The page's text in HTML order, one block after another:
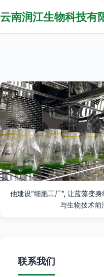
云南润江生物科技有
他建设“细胞工厂”, 让蓝藻变
与生物技术前
联系我们